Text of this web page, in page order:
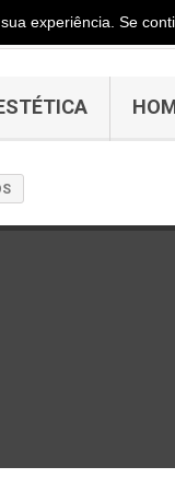
experiência. Se